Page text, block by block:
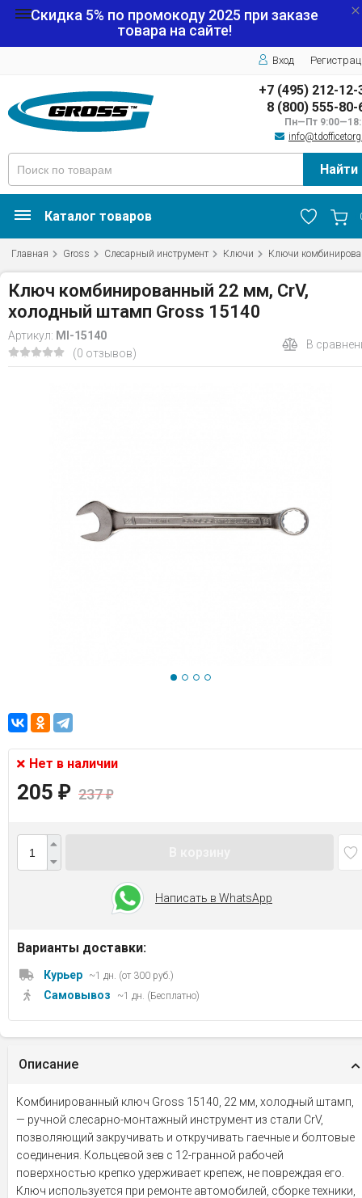
Скидка 5% по промокоду 2025 при заказе
товара на сайте!
Вход
+7 (495) 212-12-
8 (800) 555-80-
Пн—Пт
Найти
Каталог товаров
Главная Gross Слесарный инструмент Ключи Ключи
Ключ комбинированный 22 мм, CrV,
холодный штамп Gross 15140
Артикул: MI-15140
(0 отзывов)
В
Нет в наличии
205 ₽ 237₽
Написать в WhatsApp
Варианты доставки:
Курьер ~1 дн. (от 300 руб.)
Самовывоз ~1 дн. (Бесплатно)
Описание
Комбинированный ключ Gross 15140, 22 мм, холодный штамп,
— ручной слесарно-монтажный инструмент из стали CrV,
позволяющий закручивать и откручивать гаечные и болтовые
соединения. Кольцевой зев с 12-гранной рабочей
поверхностью крепко удерживает крепеж, не повреждая его.
Ключ используется при ремонте автомобилей, сборке техники,